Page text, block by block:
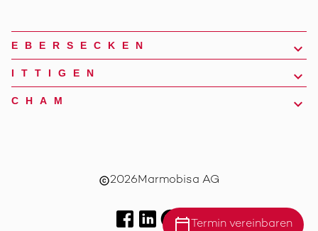
calendar_today Termin vereinbaren
EBERSECKEN
ITTIGEN
CHAM
copyright2026Marmobisa AG